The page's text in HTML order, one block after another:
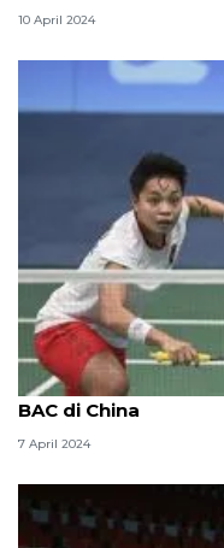
10 April 2024
Ganda putri
BAC di China
7 April 2024